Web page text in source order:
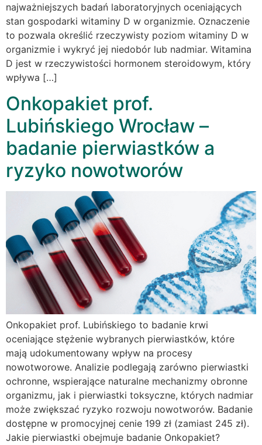
najważniejszych badań laboratoryjnych oceniających
stan gospodarki witaminy D w organizmie. Oznaczenie
to pozwala określić rzeczywisty poziom witaminy D w
organizmie i wykryć jej niedobór lub nadmiar. Witamina
D jest w rzeczywistości hormonem steroidowym, który
wpływa […]
Onkopakiet prof.
Lubińskiego Wrocław –
badanie pierwiastków a
ryzyko nowotworów
Onkopakiet prof. Lubińskiego to badanie krwi
oceniające stężenie wybranych pierwiastków, które
mają udokumentowany wpływ na procesy
nowotworowe. Analizie podlegają zarówno pierwiastki
ochronne, wspierające naturalne mechanizmy obronne
organizmu, jak i pierwiastki toksyczne, których nadmiar
może zwiększać ryzyko rozwoju nowotworów. Badanie
dostępne w promocyjnej cenie 199 zł (zamiast 245 zł).
Jakie pierwiastki obejmuje badanie Onkopakiet?